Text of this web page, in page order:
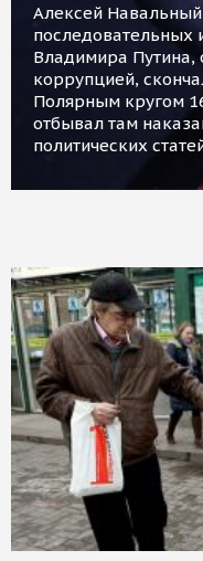
Алексей
последовательных
Владимира Путина,
коррупцией,
Полярным кругом
отбывал там
политических